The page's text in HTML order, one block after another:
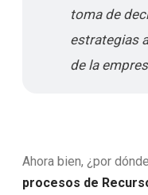
toma de
estrategias
de la
Ahora bien, ¿por
procesos de